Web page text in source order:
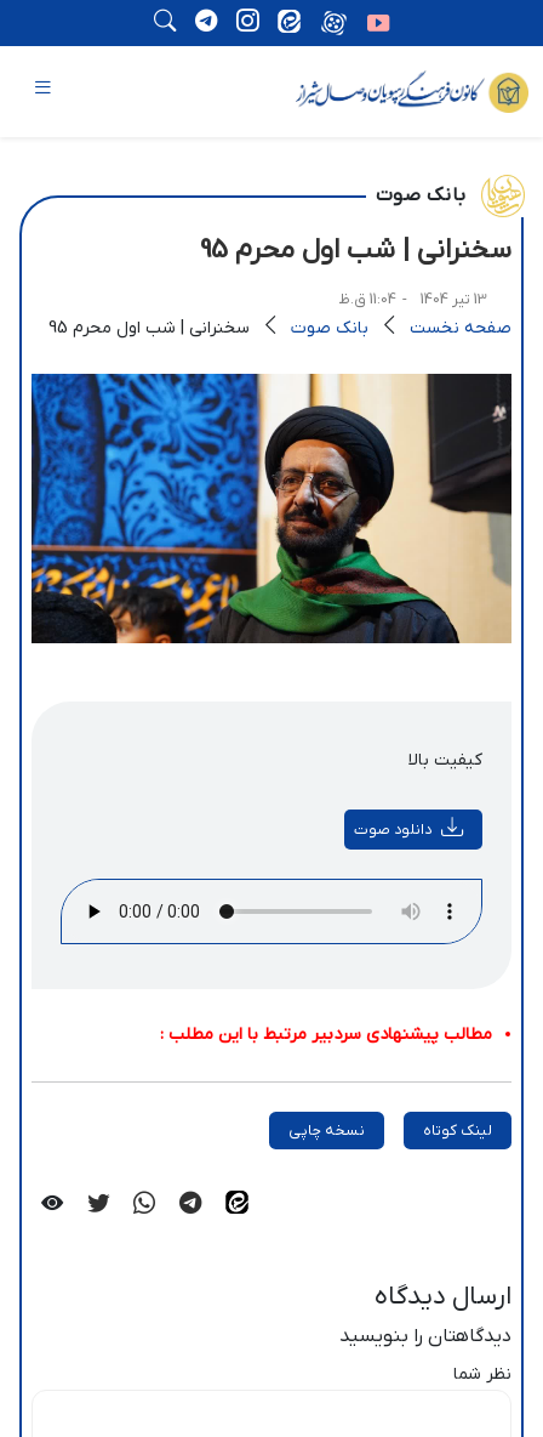
بانک صوت
سخنرانی | شب اول محرم 95
13 تیر 1404 - 11:04 ق.ظ
صفحه نخست بانک صوت سخنرانی | شب اول محرم 95
کیفیت بالا
دانلود صوت
مطالب پیشنهادی سردبیر مرتبط با این مطلب :
لینک کوتاه نسخه چاپی
ارسال دیدگاه
دیدگاهتان را بنویسید
نظر شما